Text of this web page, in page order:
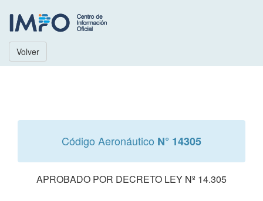
Volver
Código Aeronáutico N° 14305
APROBADO POR DECRETO LEY Nº 14.305